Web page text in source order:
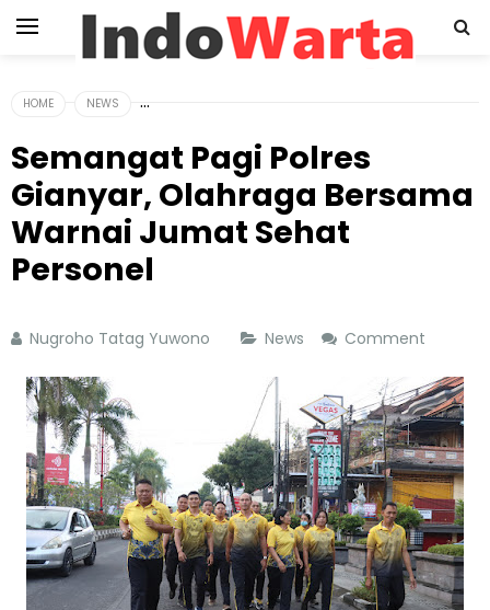
HOME NEWS
Semangat Pagi Polres
Gianyar, Olahraga Bersama
Warnai Jumat Sehat
Personel
Nugroho Tatag Yuwono News Comment